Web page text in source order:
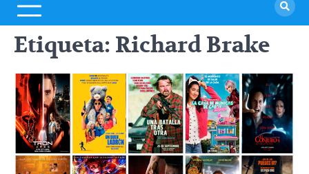
Etiqueta: Richard Brake